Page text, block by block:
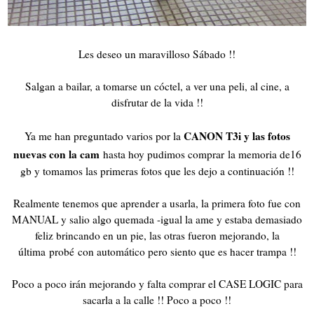
Les deseo un maravilloso Sábado !!
Salgan a bailar, a tomarse un cóctel, a ver una peli, al cine, a
disfrutar de la vida !!
Ya me han preguntado varios por la CANON T3i y las fotos
nuevas con la camhasta hoy pudimos comprar la memoria de16
gb y tomamos las primeras fotos que les dejo a continuación !!
Realmente tenemos que aprender a usarla, la primera foto fue con
MANUAL y salio algo quemada -igual la ame y estaba demasiado
feliz brincando en un pie, las otras fueron mejorando, la
última probé con automático pero siento que es hacer trampa !!
Poco a poco irán mejorando y falta comprar el CASE LOGIC para
sacarla a la calle !! Poco a poco !!